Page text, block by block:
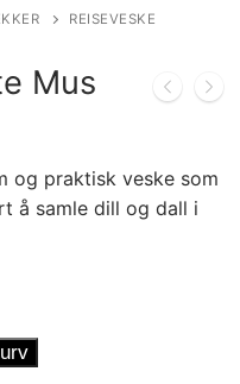
REISEVESKE
Mus
og praktisk veske som
å samle dill og dall i